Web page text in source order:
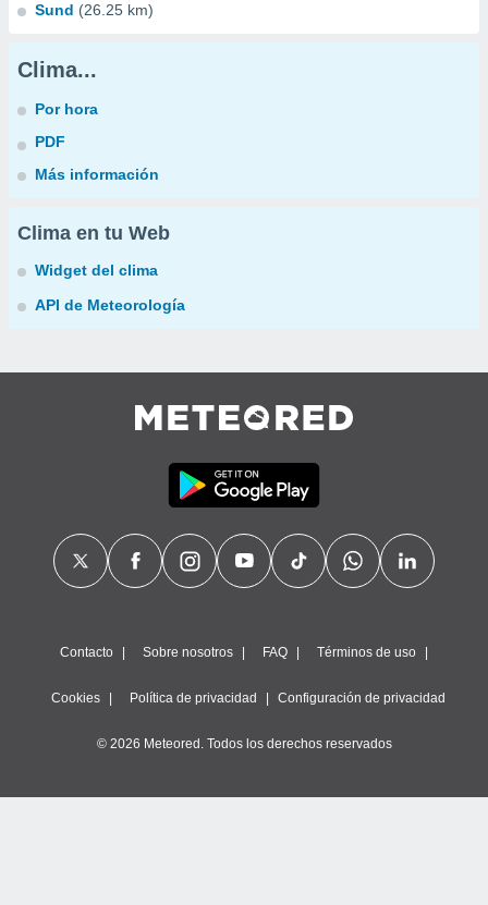
Sund (26.25 km)
Clima...
Por hora
PDF
Más información
Clima en tu Web
Widget del clima
API de Meteorología
Contacto Sobre nosotros FAQ Términos de uso
Cookies Política de privacidad Configuración de privacidad
© 2026 Meteored. Todos los derechos reservados